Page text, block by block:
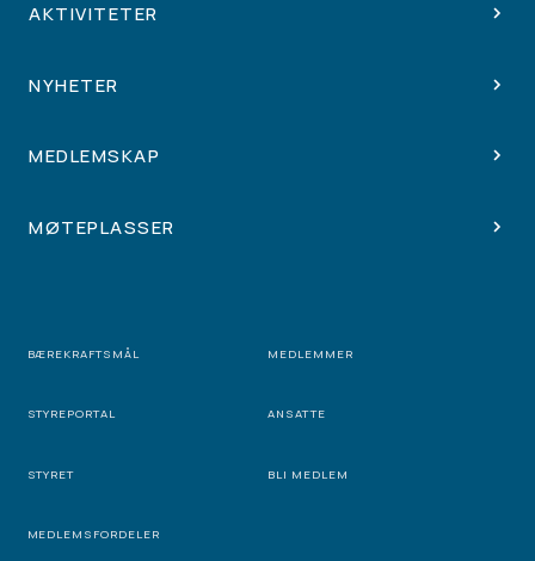
AKTIVITETER
NYHETER
MEDLEMSKAP
MØTEPLASSER
BÆREKRAFTSMÅL MEDLEMMER
STYREPORTAL ANSATTE
STYRET BLI MEDLEM
MEDLEMSFORDELER